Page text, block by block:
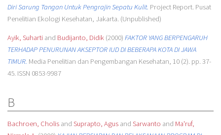
Diri Sarung Tangan Untuk Pengrajin Sepatu Kulit. Project Report. Pusat
Penelitian Ekologi Kesehatan, Jakarta. (Unpublished)
Ayik, Suhartiand Budijanto, Didik(2000) FAKTOR YANG BERPENGARUH
TERHADAP PENURUNAN AKSEPTOR IUD DI BEBERAPA KOTA DI JAWA
TIMUR. Media Penelitian dan Pengembangan Kesehatan, 10 (2). pp. 37-
45. ISSN 0853-9987
B
Bachroen, Cholisand Suprapto, Agusand Sarwanto and Ma'ruf,